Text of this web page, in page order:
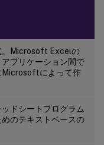
。Microsoft Excelの
プリケーション間で
Microsoftによって作
ドシートプログラム
のテキストベースの